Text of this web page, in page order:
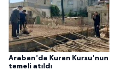
Araban'da Kuran Kursu'nun
temeli atıldı